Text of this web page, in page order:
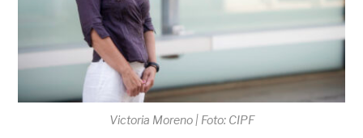
Victoria Moreno | Foto: CIPF